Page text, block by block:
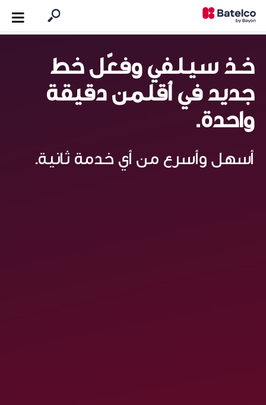
خــذ سـيـلـفي وفعّل خط
جديد في أقلمن دقيقة
واحدة.
أسهل وأسرع من أي خدمة ثانية.